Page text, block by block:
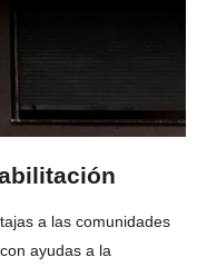
a las comunidades
ayudas a la